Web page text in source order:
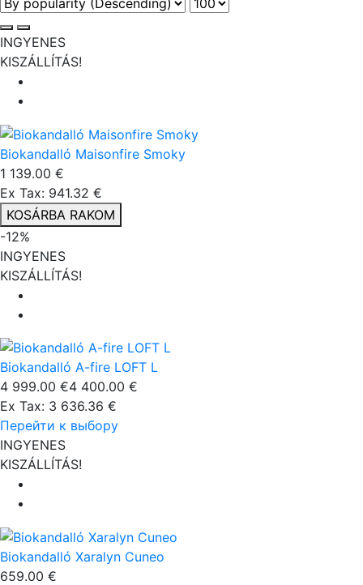
INGYENES
KISZÁLLÍTÁS!
Biokandalló Maisonfire Smoky
1 139.00 €
Ex Tax: 941.32 €
KOSÁRBA RAKOM
-12%
INGYENES
KISZÁLLÍTÁS!
Biokandalló A-fire LOFT L
4 999.00 €4 400.00 €
Ex Tax: 3 636.36 €
Перейти к выбору
INGYENES
KISZÁLLÍTÁS!
Biokandalló Xaralyn Cuneo
659.00 €